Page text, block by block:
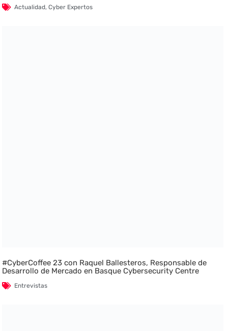
Actualidad,Cyber Expertos
#CyberCoffee 23 con Raquel Ballesteros, Responsable de
Desarrollo de Mercado en Basque Cybersecurity Centre
Entrevistas